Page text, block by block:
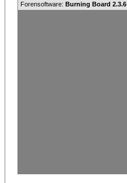
Forensoftware: Burning Board 2.3.6